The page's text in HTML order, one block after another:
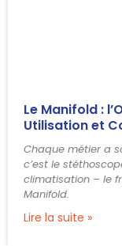
Le Manifold :
Utilisation et
Chaque métier a
c’est le
climatisation – le
Manifold.
Lire la suite »